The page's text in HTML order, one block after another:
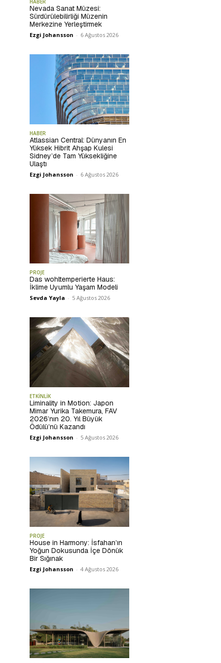
HABER
Nevada Sanat Müzesi:
Sürdürülebilirliği Müzenin
Merkezine Yerleştirmek
Ezgi Johansson - 6 Ağustos 2026
HABER
Atlassian Central: Dünyanın En
Yüksek Hibrit Ahşap Kulesi
Sidney’de Tam Yüksekliğine
Ulaştı
Ezgi Johansson - 6 Ağustos 2026
PROJE
Das wohltemperierte Haus:
İklime Uyumlu Yaşam Modeli
Sevda Yayla - 5 Ağustos 2026
ETKİNLİK
Liminality in Motion: Japon
Mimar Yurika Takemura, FAV
2026’nın 20. Yıl Büyük
Ödülü’nü Kazandı
Ezgi Johansson - 5 Ağustos 2026
PROJE
House in Harmony: İsfahan’ın
Yoğun Dokusunda İçe Dönük
Bir Sığınak
Ezgi Johansson - 4 Ağustos 2026